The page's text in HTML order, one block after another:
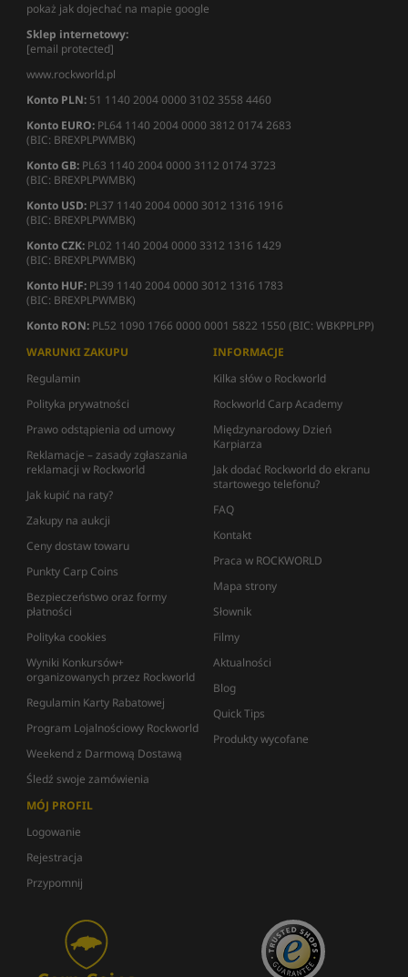
pokaż jak dojechać na mapie google
Sklep internetowy:
[email protected]
www.rockworld.pl
Konto PLN: 51 1140 2004 0000 3102 3558 4460
Konto EURO: PL64 1140 2004 0000 3812 0174 2683
(BIC: BREXPLPWMBK)
Konto GB: PL63 1140 2004 0000 3112 0174 3723
(BIC: BREXPLPWMBK)
Konto USD: PL37 1140 2004 0000 3012 1316 1916
(BIC: BREXPLPWMBK)
Konto CZK: PL02 1140 2004 0000 3312 1316 1429
(BIC: BREXPLPWMBK)
Konto HUF: PL39 1140 2004 0000 3012 1316 1783
(BIC: BREXPLPWMBK)
Konto RON: PL52 1090 1766 0000 0001 5822 1550 (BIC: WBKPPLPP)
WARUNKI ZAKUPU
Regulamin
Polityka prywatności
Prawo odstąpienia od umowy
Reklamacje – zasady zgłaszania
reklamacji w Rockworld
Jak kupić na raty?
Zakupy na aukcji
Ceny dostaw towaru
Punkty Carp Coins
Bezpieczeństwo oraz formy
płatności
Polityka cookies
Wyniki Konkursów+
organizowanych przez Rockworld
Regulamin Karty Rabatowej
Program Lojalnościowy Rockworld
Weekend z Darmową Dostawą
Śledź swoje zamówienia
INFORMACJE
Kilka słów o Rockworld
Rockworld Carp Academy
Międzynarodowy Dzień
Karpiarza
Jak dodać Rockworld do ekranu
startowego telefonu?
FAQ
Kontakt
Praca w ROCKWORLD
Mapa strony
Słownik
Filmy
Aktualności
Blog
Quick Tips
Produkty wycofane
MÓJ PROFIL
Logowanie
Rejestracja
Przypomnij